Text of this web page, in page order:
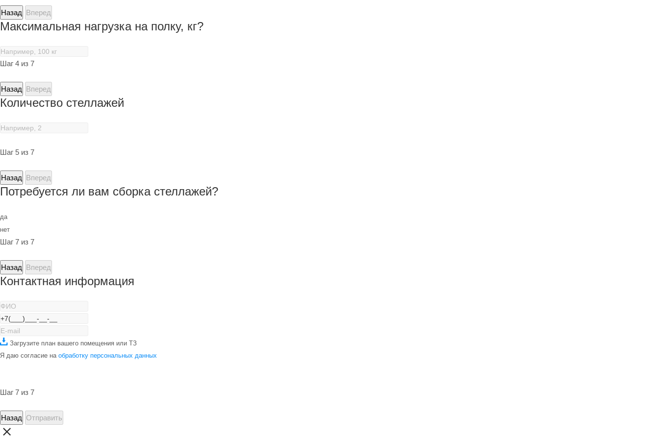
Назад Вперед
Максимальная нагрузка на полку, кг?
Шаг 4 из 7
Назад Вперед
Количество стеллажей
Шаг 5 из 7
Назад Вперед
Потребуется ли вам сборка стеллажей?
да
нет
Шаг 7 из 7
Назад Вперед
Контактная информация
Загрузите план вашего помещения или ТЗ
Я даю согласие на обработку персональных данных
Шаг 7 из 7
Назад Отправить